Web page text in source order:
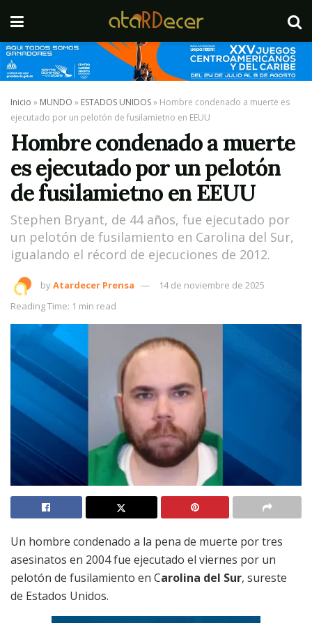
Inicio » MUNDO » ESTADOS UNIDOS» Hombre condenado a muerte es
ejecutado por un pelotón de fusilamietno en EEUU
Hombre condenado a muerte
es ejecutado por un pelotón
de fusilamietno en EEUU
Stephen Bryant, de 44 años, fue ejecutado por
un pelotón de fusilamiento en Carolina del Sur,
igualando el récord de ejecuciones de 2012.
byAtardecer Prensa
14 de noviembre de 2025
Reading Time: 1 min read
Un hombre condenado a la pena de muerte por tres
asesinatos en 2004 fue ejecutado el viernes por un
pelotón de fusilamiento en Carolina del Sur, sureste
de Estados Unidos.